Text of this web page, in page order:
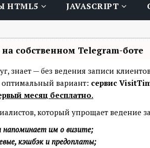
JAVASCRIPT
собственном Telegram-боте
знает — без ведения записи
вариант: сервис
месяц бесплатно.
который упрощает ведение
напоминает им о визите;
кэшбэк и предоплаты;